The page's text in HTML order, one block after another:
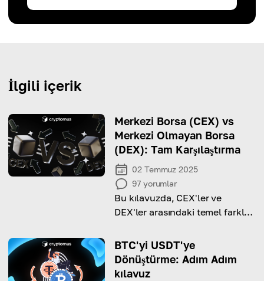
İlgili içerik
Merkezi Borsa (CEX) vs
Merkezi Olmayan Borsa
(DEX): Tam Karşılaştırma
02 Temmuz 2025
97 yorumlar
Bu kılavuzda, CEX'ler ve
DEX'ler arasındaki temel farkları
kullanmanız gerektiğine karar
vermenize yardımcı oluyoruz!
BTC'yi USDT'ye
Dönüştürme: Adım Adım
kılavuz